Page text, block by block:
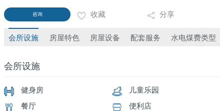
咨询 收藏 分享
会所设施 房屋特色 房屋设备 配套服务 水电煤费类型
会所设施
健身房
儿童乐园
餐厅
便利店